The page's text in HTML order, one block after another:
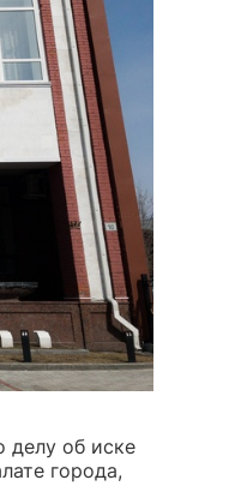
делу об иске
города,